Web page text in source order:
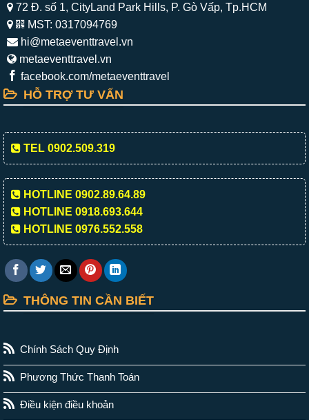
72 Đ. số 1, CityLand Park Hills, P. Gò Vấp, Tp.HCM
MST: 0317094769
hi@metaeventtravel.vn
metaeventtravel.vn
facebook.com/metaeventtravel
HỖ TRỢ TƯ VẤN
TEL 0902.509.319
HOTLINE 0902.89.64.89
HOTLINE 0918.693.644
HOTLINE 0976.552.558
THÔNG TIN CẦN BIẾT
Chính Sách Quy Định
Phương Thức Thanh Toán
Điều kiện điều khoản